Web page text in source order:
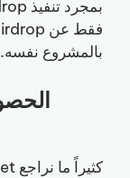
بالمشروع نفسه.